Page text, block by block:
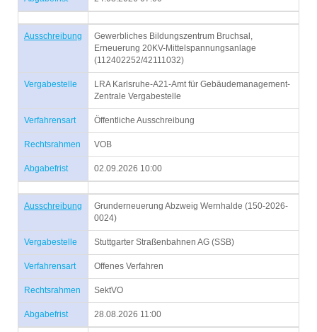
Ausschreibung
Gewerbliches Bildungszentrum Bruchsal,
Erneuerung 20KV-Mittelspannungsanlage
(112402252/42111032)
Vergabestelle
LRA Karlsruhe-A21-Amt für Gebäudemanagement-
Zentrale Vergabestelle
Verfahrensart Öffentliche Ausschreibung
Rechtsrahmen VOB
Abgabefrist 02.09.2026 10:00
Ausschreibung
Grunderneuerung Abzweig Wernhalde (150-2026-
0024)
Vergabestelle Stuttgarter Straßenbahnen AG (SSB)
Verfahrensart Offenes Verfahren
Rechtsrahmen SektVO
Abgabefrist 28.08.2026 11:00